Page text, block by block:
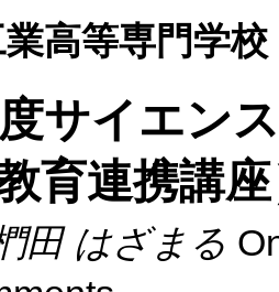
高等専門学
サイエン
育連携講
田 はざまる